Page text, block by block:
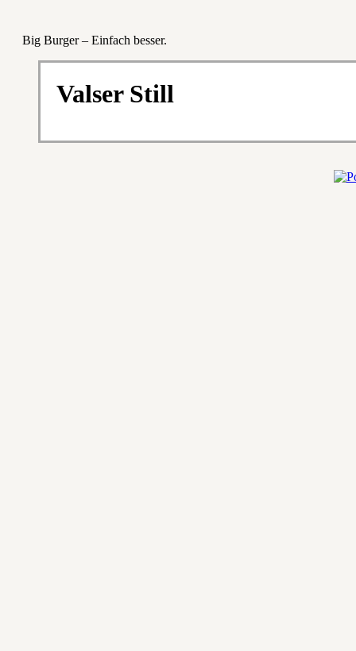
Big Burger – Einfach besser.
Valser Still